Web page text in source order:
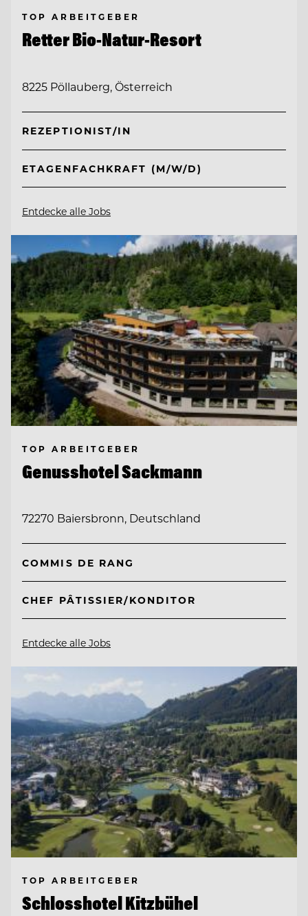
TOP ARBEITGEBER
Retter Bio-Natur-Resort
8225 Pöllauberg, Österreich
REZEPTIONIST/IN
ETAGENFACHKRAFT (M/W/D)
Entdecke alle Jobs
TOP ARBEITGEBER
Genusshotel Sackmann
72270 Baiersbronn, Deutschland
COMMIS DE RANG
CHEF PÂTISSIER/KONDITOR
Entdecke alle Jobs
TOP ARBEITGEBER
Schlosshotel Kitzbühel